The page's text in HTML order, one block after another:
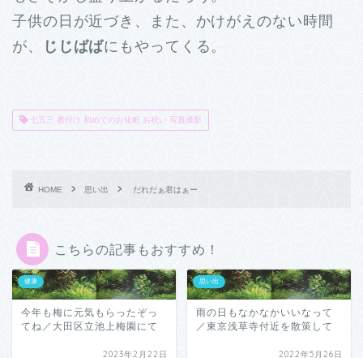
子供の日が近づき、また、かけがえのない時間
が、
じじばばにもやってくる。
七五三 着付け 初めてのお化粧 お祝い 写真撮影
HOME 思い出 だれだぁ君はぁー
こちらの記事もおすすめ！
健康
今年も梅に元気もらったぞっ
てね／大田区立池上梅園にて
2023年2月22日
思い出
雨の日もなかなかいいなって
／東京浅草寺付近を散策して
2022年5月26日